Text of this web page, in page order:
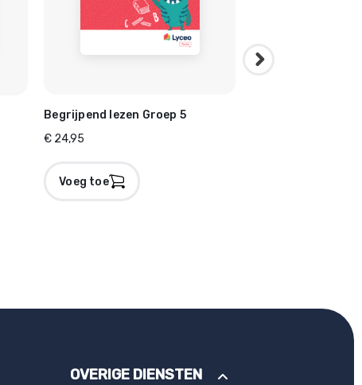
Begrijpend lezen Groep 5
€ 24,95
Voeg toe
OVERIGE DIENSTEN